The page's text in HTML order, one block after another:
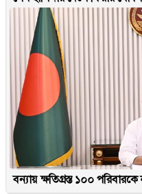
বন্যায় ক্ষতিগ্রস্ত ১০০ পরিবারকে